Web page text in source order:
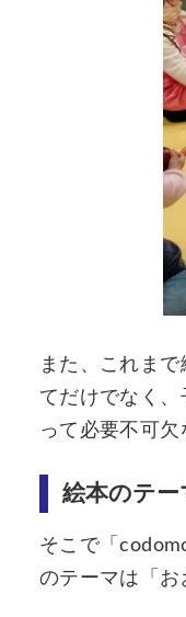
また、これま
てだけでなく
って必要不可欠
絵本のテー
そこで「
のテーマは「お